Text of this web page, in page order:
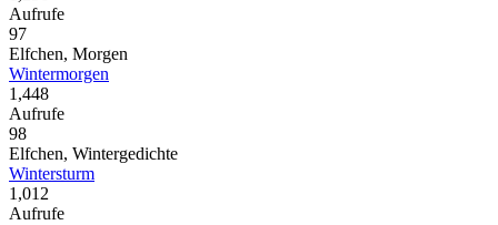
Aufrufe
97
Elfchen, Morgen
Wintermorgen
1,448
Aufrufe
98
Elfchen, Wintergedichte
Wintersturm
1,012
Aufrufe